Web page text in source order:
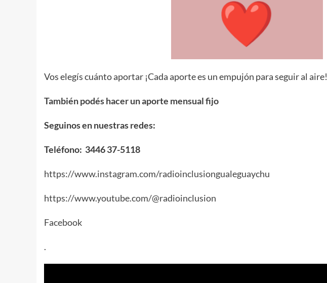
Vos elegís cuánto aportar ¡Cada aporte es un empujón para seguir al aire!
También podés hacer un aporte mensual fijo
Seguinos en nuestras redes:
Teléfono: 3446 37-5118
https://www.instagram.com/radioinclusiongualeguaychu
https://www.youtube.com/@radioinclusion
Facebook
.